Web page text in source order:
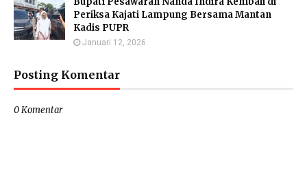
Periksa Kajati Lampung Bersama Mantan
Kadis PUPR
Januari 12, 2026
Posting Komentar
0 Komentar